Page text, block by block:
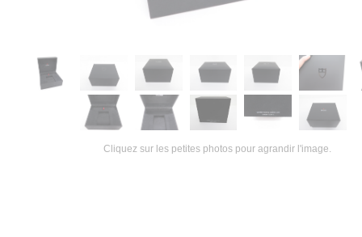
Cliquez sur les petites photos pour agrandir l'image.